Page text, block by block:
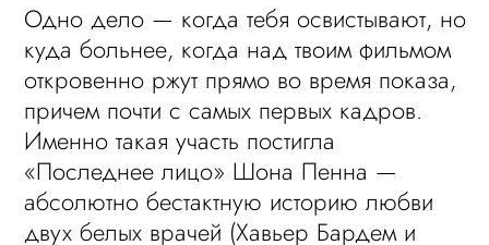
Одно дело — когда тебя освистывают, но
куда больнее, когда над твоим фильмом
откровенно ржут прямо во время показа,
причем почти с самых первых кадров.
Именно такая участь постигла
«Последнее лицо» Шона Пенна —
абсолютно бестактную историю любви
двух белых врачей (Хавьер Бардем и